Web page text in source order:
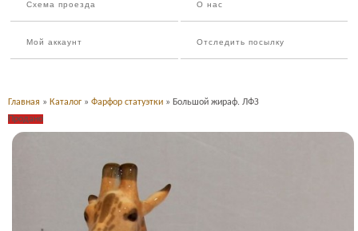
Схема проезда О нас
Мой аккаунт Отследить посылку
Главная » Каталог » Фарфор статуэтки » Большой жираф. ЛФЗ
Продано